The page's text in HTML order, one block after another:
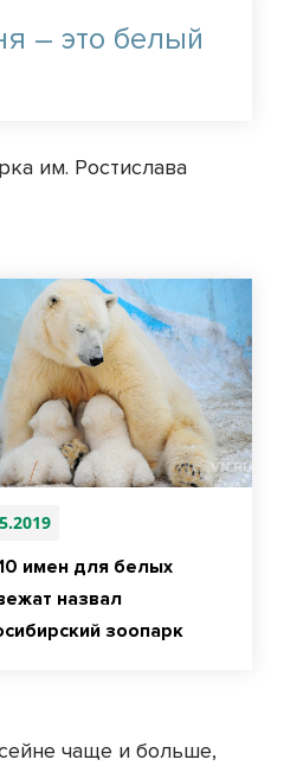
– это белый
им. Ростислава
имен для белых
назвал
зоопарк
чаще и больше,